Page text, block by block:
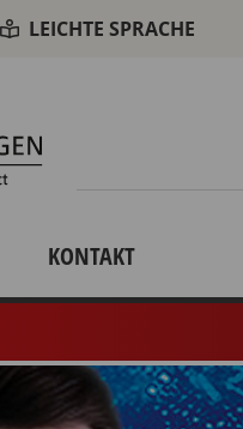
LEICHTE SPRACHE
KONTAKT